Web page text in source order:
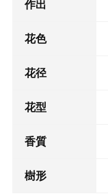
作出
花色
花径
花型
香質
樹形